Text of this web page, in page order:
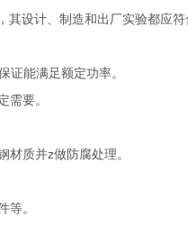
其设计、制造和出厂实验都应
证能满足额定功率。
需要。
材质并z做防腐处理。
等。